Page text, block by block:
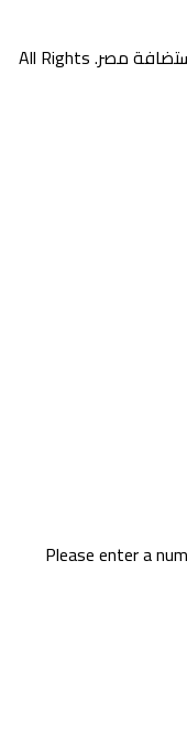
Copyright © 2026 EgyHosting - شركة استضافة مصر. All Rights
Please enter a